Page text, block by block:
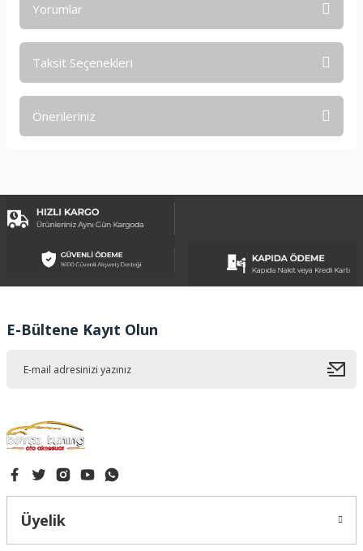
Yorumlar
Taksit Seçenekleri
Önerileriniz
Görüş ve önerileriniz için teşekkür ederiz.
Ürün açıklamasında eksik bilgiler bulunuyor.
Ürün bilgilerinde hatalar bulunuyor.
Bu ürüne benzer farklı alternatifler olmalı.
E-Bültene Kayıt Olun
Üyelik